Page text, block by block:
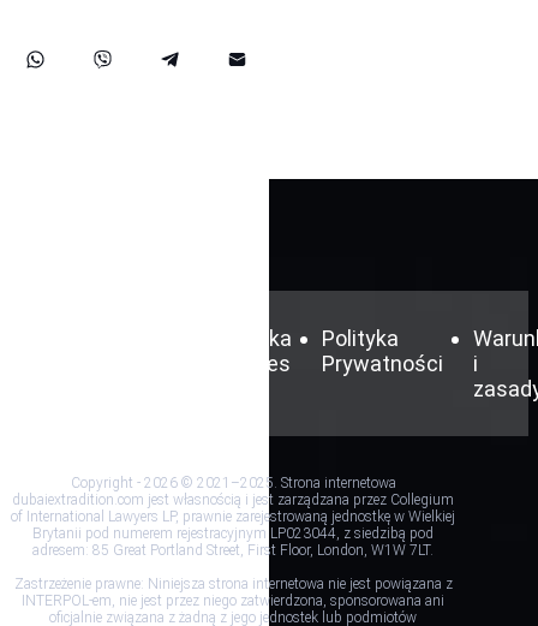
Polityka
cookies
Polityka
Prywatności
i
Copyright - 2026 © 2021–2025. Strona internetowa
dubaiextradition.com jest własnością i jest zarządzana przez Collegium
of International Lawyers LP, prawnie zarejestrowaną jednostkę w Wielkiej
Brytanii pod numerem rejestracyjnym LP023044, z siedzibą pod
adresem: 85 Great Portland Street, First Floor, London, W1W 7LT.
Zastrzeżenie prawne: Niniejsza strona internetowa nie jest powiązana z
INTERPOL-em, nie jest przez niego zatwierdzona, sponsorowana ani
oficjalnie związana z żadną z jego jednostek lub podmiotów